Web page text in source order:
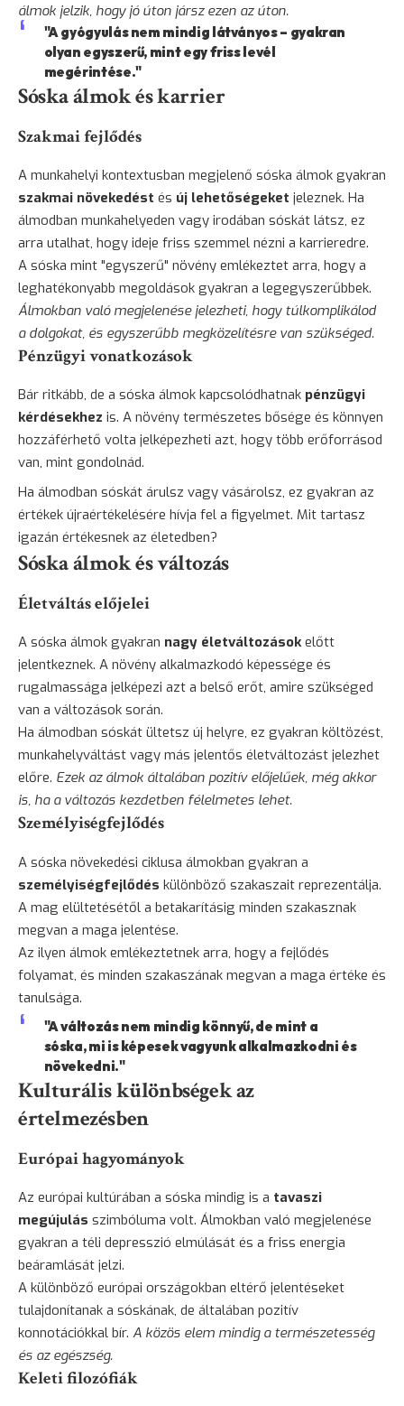
álmok jelzik, hogy jó úton jársz ezen az úton.
"A gyógyulás nem mindig látványos – gyakran
olyan egyszerű, mint egy friss levél
megérintése."
Sóska álmok és karrier
Szakmai fejlődés
A munkahelyi kontextusban megjelenő sóska álmok gyakran
szakmai növekedést és új lehetőségeket jeleznek. Ha
álmodban munkahelyeden vagy irodában sóskát látsz, ez
arra utalhat, hogy ideje friss szemmel nézni a karrieredre.
A sóska mint "egyszerű" növény emlékeztet arra, hogy a
leghatékonyabb megoldások gyakran a legegyszerűbbek.
Álmokban való megjelenése jelezheti, hogy túlkomplikálod
a dolgokat, és egyszerűbb megközelítésre van szükséged.
Pénzügyi vonatkozások
Bár ritkább, de a sóska álmok kapcsolódhatnak pénzügyi
kérdésekhez is. A növény természetes bősége és könnyen
hozzáférhető volta jelképezheti azt, hogy több erőforrásod
van, mint gondolnád.
Ha álmodban sóskát árulsz vagy vásárolsz, ez gyakran az
értékek újraértékelésére hívja fel a figyelmet. Mit tartasz
igazán értékesnek az életedben?
Sóska álmok és változás
Életváltás előjelei
A sóska álmok gyakran nagy életváltozásokelőtt
jelentkeznek. A növény alkalmazkodó képessége és
rugalmassága jelképezi azt a belső erőt, amire szükséged
van a változások során.
Ha álmodban sóskát ültetsz új helyre, ez gyakran költözést,
munkahelyváltást vagy más jelentős életváltozást jelezhet
előre. Ezek az álmok általában pozitív előjelűek, még akkor
is, ha a változás kezdetben félelmetes lehet.
Személyiségfejlődés
A sóska növekedési ciklusa álmokban gyakran a
személyiségfejlődés különböző szakaszait reprezentálja.
A mag elültetésétől a betakarításig minden szakasznak
megvan a maga jelentése.
Az ilyen álmok emlékeztetnek arra, hogy a fejlődés
folyamat, és minden szakaszának megvan a maga értéke és
tanulsága.
"A változás nem mindig könnyű, de mint a
sóska, mi is képesek vagyunk alkalmazkodni és
növekedni."
Kulturális különbségek az
értelmezésben
Európai hagyományok
Az európai kultúrában a sóska mindig is a tavaszi
megújulás szimbóluma volt. Álmokban való megjelenése
gyakran a téli depresszió elmúlását és a friss energia
beáramlását jelzi.
A különböző európai országokban eltérő jelentéseket
tulajdonítanak a sóskának, de általában pozitív
konnotációkkal bír. A közös elem mindig a természetesség
és az egészség.
Keleti filozófiák